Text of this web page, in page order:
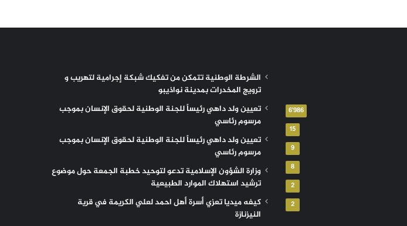
6٬986
15
9
8
2
2
الشرطة الوطنية تتمكن من تفكيك شبكة إجرامية لتهريب و
ترويج المخدرات بمدينة نواذيبو
تعيين ولد داهي رئيساً للجنة الوطنية لحقوق الإنسان بموجب
مرسوم رئاسي
تعيين ولد داهي رئيساً للجنة الوطنية لحقوق الإنسان بموجب
مرسوم رئاسي
وزارة الشؤون الإسلامية تدعو لتوحيد خطبة الجمعة حول موضوع
ترشيد استهلاك الموارد الطبيعية
كيفه ميديا تعزي أسرة أهل احمد لعلي الكريمة في قرية
النيزنازة